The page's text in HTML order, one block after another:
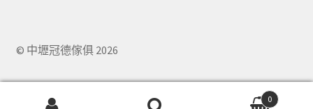
© 中壢冠德傢俱 2026
0